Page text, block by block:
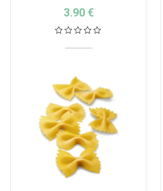
BLANCHES BIO ITALIE
3.90 €